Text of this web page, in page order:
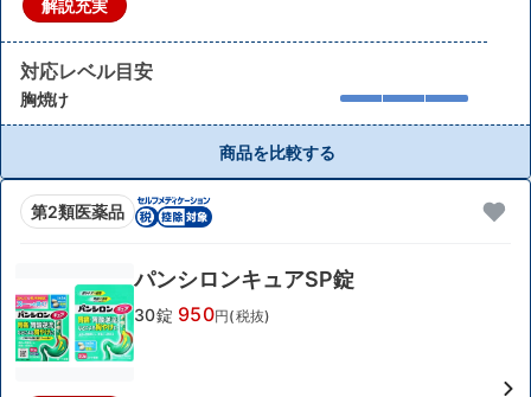
解説充実
対応レベル目安
胸焼け
商品を比較する
第2類医薬品
パンシロンキュアSP錠
30錠 950円(税抜)